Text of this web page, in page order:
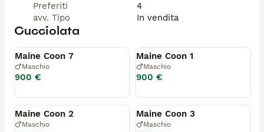
Preferiti
4
avv. Tipo
In vendita
Cucciolata
Maine Coon 7
Maschio
900 €
Maine Coon 1
Maschio
900 €
Riservato
Maine Coon 2
Maschio
Riservato
Maine Coon 3
Maschio